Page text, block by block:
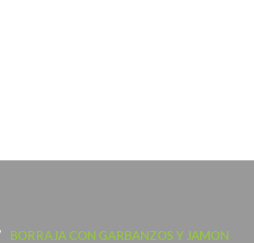
BORRAJA CON GARBANZOS Y JAMON